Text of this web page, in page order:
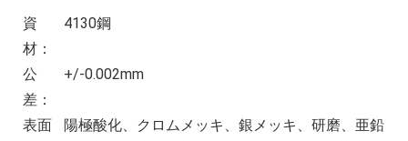
資
材：
4130鋼
公
差：
+/-0.002mm
表面
陽極酸化、クロムメッキ、銀メッキ、研磨、亜鉛